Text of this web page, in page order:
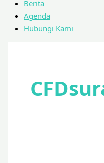
Berita
Agenda
Hubungi Kami